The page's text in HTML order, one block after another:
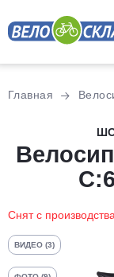
Главная
Снят с производства
ВИДЕО (3)
оплату
без
График